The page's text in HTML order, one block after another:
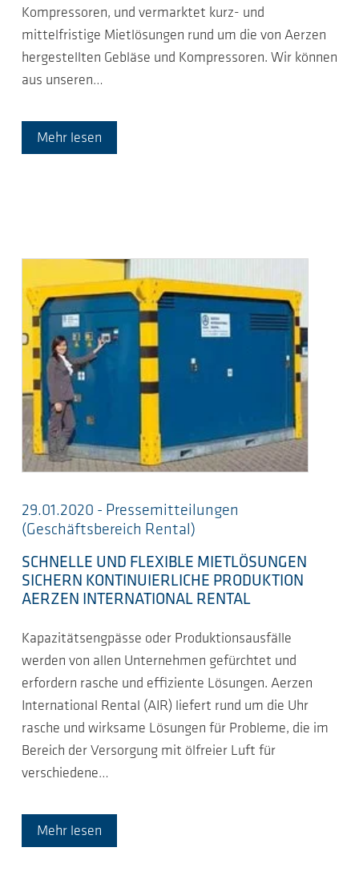
Kompressoren, und vermarktet kurz- und
mittelfristige Mietlösungen rund um die von Aerzen
hergestellten Gebläse und Kompressoren. Wir können
aus unseren…
Mehr lesen
29.01.2020 - Pressemitteilungen
(Geschäftsbereich Rental)
SCHNELLE UND FLEXIBLE MIETLÖSUNGEN
SICHERN KONTINUIERLICHE PRODUKTION
AERZEN INTERNATIONAL RENTAL
Kapazitätsengpässe oder Produktionsausfälle
werden von allen Unternehmen gefürchtet und
erfordern rasche und effiziente Lösungen. Aerzen
International Rental (AIR) liefert rund um die Uhr
rasche und wirksame Lösungen für Probleme, die im
Bereich der Versorgung mit ölfreier Luft für
verschiedene…
Mehr lesen